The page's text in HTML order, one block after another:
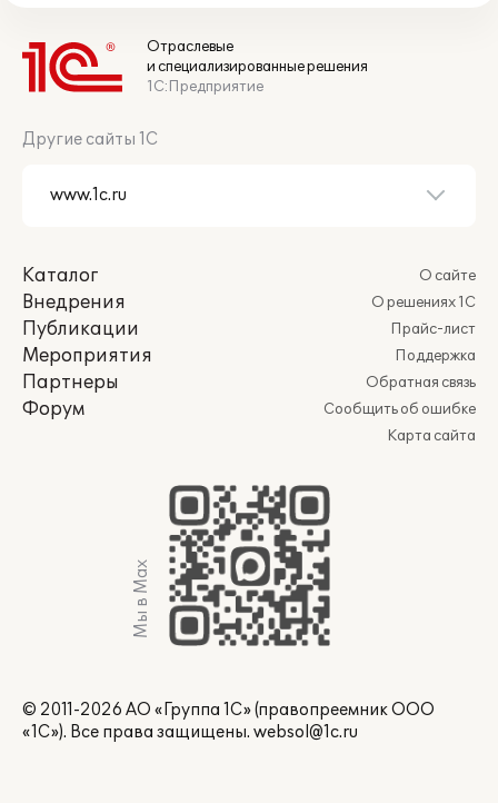
Отраслевые
и специализированные решения
1С:Предприятие
Другие сайты 1С
Каталог
Внедрения
Публикации
Мероприятия
Партнеры
Форум
О сайте
О решениях 1С
Прайс-лист
Поддержка
Обратная связь
Сообщить об ошибке
Карта сайта
Мы в Max
© 2011-2026 АО «Группа 1С» (правопреемник ООО
«1С»). Все права защищены. websol@1c.ru